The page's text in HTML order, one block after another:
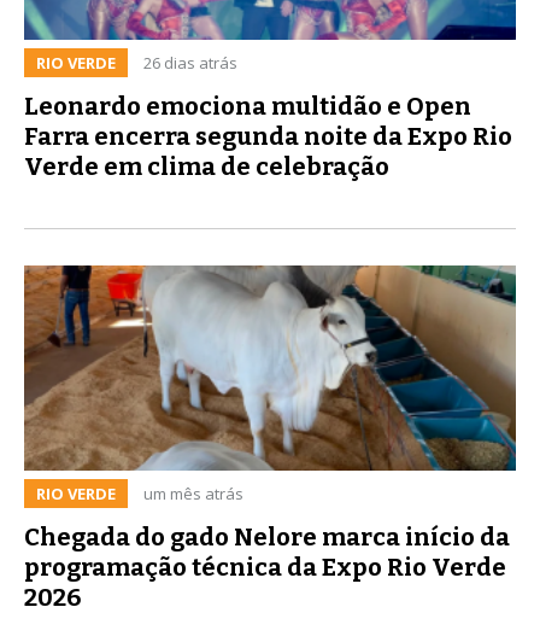
RIO VERDE 26 dias atrás
Leonardo emociona multidão e Open
Farra encerra segunda noite da Expo Rio
Verde em clima de celebração
RIO VERDE um mês atrás
Chegada do gado Nelore marca início da
programação técnica da Expo Rio Verde
2026